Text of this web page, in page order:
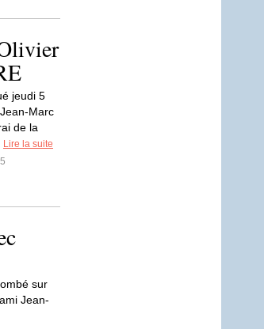
jeudi 5
Marc
de la
Lire la suite
sur
Jean-